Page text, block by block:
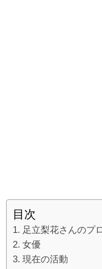
目次
足立梨花さんのプ
女優
現在の活動